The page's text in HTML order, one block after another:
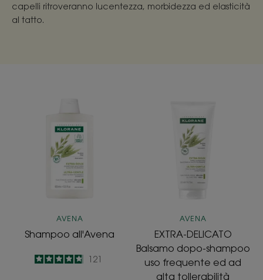
capelli ritroveranno lucentezza, morbidezza ed elasticità
al tatto.
all'Avena
AVENA
Shampoo all'Avena
4.8
/5121
Balsamo
dopo-
shampoo
uso
frequente
tollerabilità
AVENA
EXTRA-DELICATO
Balsamo dopo-shampoo
uso frequente ed ad
alta tollerabilità